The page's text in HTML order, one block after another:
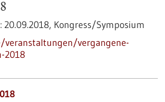
20.09.2018, Kongress/Symposium
vergangene-
2018